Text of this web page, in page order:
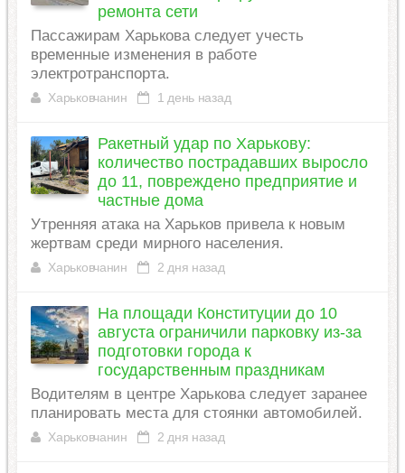
ремонта сети
Пассажирам Харькова следует учесть
временные изменения в работе
электротранспорта.
Харьковчанин 1 день назад
Ракетный удар по Харькову:
количество пострадавших выросло
до 11, повреждено предприятие и
частные дома
Утренняя атака на Харьков привела к новым
жертвам среди мирного населения.
Харьковчанин 2 дня назад
На площади Конституции до 10
августа ограничили парковку из-за
подготовки города к
государственным праздникам
Водителям в центре Харькова следует заранее
планировать места для стоянки автомобилей.
Харьковчанин 2 дня назад